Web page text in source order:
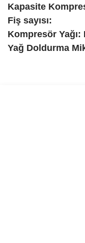
Kapasite
Fiş sayısı:
Kompresör Yağı:
Yağ Doldurma
Bu